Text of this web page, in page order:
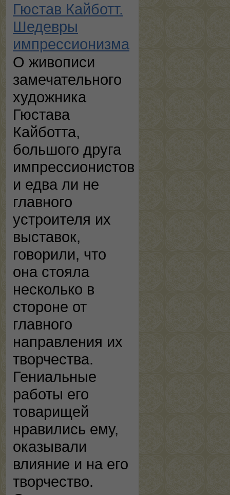
Гюстав Кайботт.
Шедевры
импрессионизма
О живописи
замечательного
художника
Гюстава
Кайботта,
большого друга
импрессионистов
и едва ли не
главного
устроителя их
выставок,
говорили, что
она стояла
несколько в
стороне от
главного
направления их
творчества.
Гениальные
работы его
товарищей
нравились ему,
оказывали
влияние и на его
творчество.